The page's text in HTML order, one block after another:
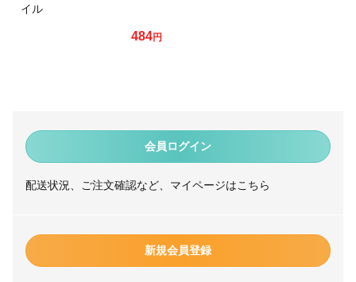
会員ログイン
配送状況、ご注文確認など、マイページはこちら
新規会員登録
イル
484円